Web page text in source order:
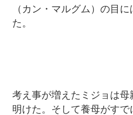
（カン・マルグム）の目に
た。
考え事が増えたミジョは母
明けた。そして養母がす